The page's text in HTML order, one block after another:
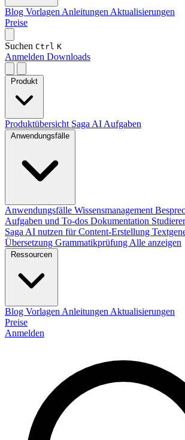
Blog Vorlagen Anleitungen Aktualisierungen
Preise
Suchen Ctrl K
Anmelden Downloads
Produktübersicht Saga AI Aufgaben
Anwendungsfälle Wissensmanagement
Aufgaben und To-dos Dokumentation
Saga AI nutzen fürContent-Erstellung
Übersetzung Grammatikprüfung Alle anzeigen
Blog Vorlagen Anleitungen Aktualisierungen
Preise
Anmelden